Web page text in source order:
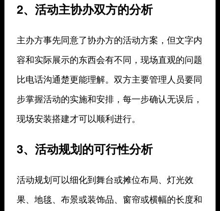
2、活动主协办双方的分析
主办方事先同意了协办方的活动方案，但文字内
容和实际展示的东西会有不同，现场直观的问题
比电话沟通楚更能理解。双方主要管理人员要同
步掌握活动的实施和安排，每一步确认无误后，
现场安装搭建才可以顺利进行。
3、活动规划的可行性分析
活动规划可以细化到舞台或摊位布局、灯光效
果、地毯、布景或装饰品、窗帘或横幅的长度和